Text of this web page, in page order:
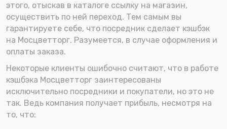
этого, отыскав в каталоге ссылку на магазин,
осуществить по ней переход. Тем самым вы
гарантируете себе, что посредник сделает кэшбэк
на Мосцветторг. Разумеется, в случае оформления и
оплаты заказа.
Некоторые клиенты ошибочно считают, что в работе
кэшбэка Мосцветторг заинтересованы
исключительно посредники и покупатели, но это не
так. Ведь компания получает прибыль, несмотря на
то, что: